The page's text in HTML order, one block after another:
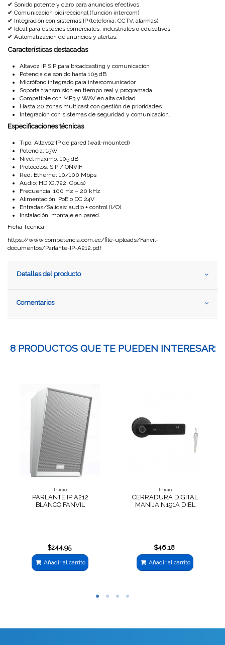
✔ Sonido potente y claro para anuncios efectivos
✔ Comunicación bidireccional (función intercom)
✔ Integración con sistemas IP (telefonía, CCTV, alarmas)
✔ Ideal para espacios comerciales, industriales o educativos
✔ Automatización de anuncios y alertas.
Características destacadas
Altavoz IP SIP para broadcasting y comunicación
Potencia de sonido hasta 105 dB
Micrófono integrado para intercomunicador
Soporta transmisión en tiempo real y programada
Compatible con MP3 y WAV en alta calidad
Hasta 20 zonas multicast con gestión de prioridades
Integración con sistemas de seguridad y comunicación.
Especificaciones técnicas
Tipo: Altavoz IP de pared (wall-mounted)
Potencia: 15W
Nivel máximo: 105 dB
Protocolos: SIP / ONVIF
Red: Ethernet 10/100 Mbps
Audio: HD (G.722, Opus)
Frecuencia: 100 Hz – 20 kHz
Alimentación: PoE o DC 24V
Entradas/Salidas: audio + control (I/O)
Instalación: montaje en pared.
Ficha Técnica:
https://www.competencia.com.ec/file-uploads/Fanvil-
documentos/Parlante-IP-A212.pdf
Detalles del producto
Comentarios
8 PRODUCTOS QUE TE PUEDEN INTERESAR:
Inicio
PARLANTE IP A212
BLANCO FANVIL
$244,95
Añadir al carrito
Inicio
CERRADURA DIGITAL
MANIJA N191A DIEL
$46,18
Añadir al carrito